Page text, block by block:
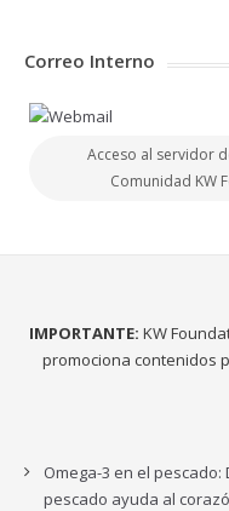
Correo Interno
Acceso al servidor
Comunidad KW
IMPORTANTE: KW
promociona contenidos
Omega-3 en el
pescado ayuda al